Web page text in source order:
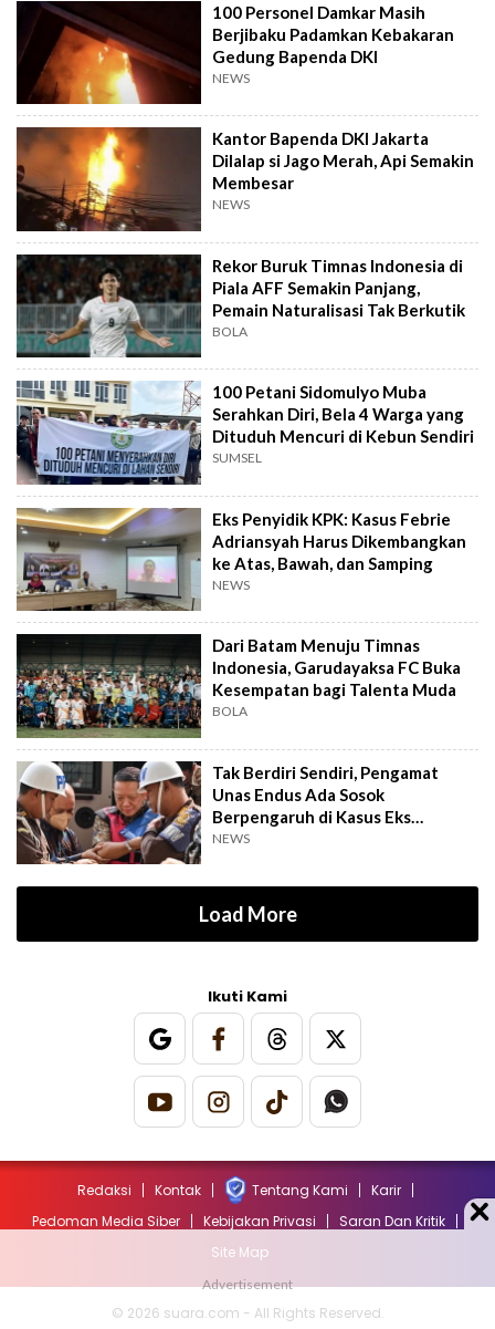
100 Personel Damkar Masih
Berjibaku Padamkan Kebakaran
Gedung Bapenda DKI
NEWS
Kantor Bapenda DKI Jakarta
Dilalap si Jago Merah, Api Semakin
Membesar
NEWS
Rekor Buruk Timnas Indonesia di
Piala AFF Semakin Panjang,
Pemain Naturalisasi Tak Berkutik
BOLA
100 Petani Sidomulyo Muba
Serahkan Diri, Bela 4 Warga yang
Dituduh Mencuri di Kebun Sendiri
SUMSEL
Eks Penyidik KPK: Kasus Febrie
Adriansyah Harus Dikembangkan
ke Atas, Bawah, dan Samping
NEWS
Dari Batam Menuju Timnas
Indonesia, Garudayaksa FC Buka
Kesempatan bagi Talenta Muda
BOLA
Tak Berdiri Sendiri, Pengamat
Unas Endus Ada Sosok
Berpengaruh di Kasus Eks
Jampidsus
NEWS
Load More
Ikuti Kami
Redaksi Kontak Tentang Kami
Karir
Pedoman Media Siber
Kebijakan Privasi
Saran Dan Kritik
Site Map
© 2026 suara.com - All Rights Reserved.